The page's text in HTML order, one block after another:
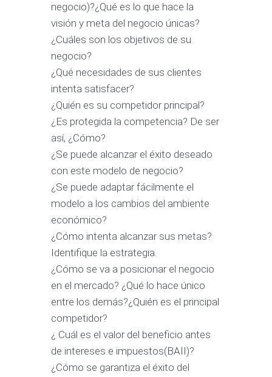
negocio)?¿Qué es lo que hace la
visión y meta del negocio únicas?
¿Cuáles son los objetivos de su
negocio?
¿Qué necesidades de sus clientes
intenta satisfacer?
¿Quién es su competidor principal?
¿Es protegida la competencia? De ser
así, ¿Cómo?
¿Se puede alcanzar el éxito deseado
con este modelo de negocio?
¿Se puede adaptar fácilmente el
modelo a los cambios del ambiente
económico?
¿Cómo intenta alcanzar sus metas?
Identifique la estrategia.
¿Cómo se va a posicionar el negocio
en el mercado? ¿Qué lo hace único
entre los demás?¿Quién es el principal
competidor?
¿ Cuál es el valor del beneficio antes
de intereses e impuestos(BAII)?
¿Cómo se garantiza el éxito del